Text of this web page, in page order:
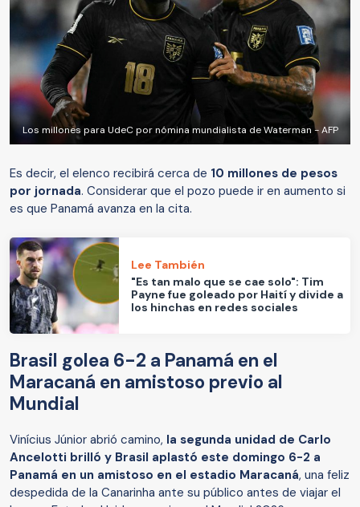
Los millones para UdeC por nómina mundialista de Waterman - AFP
Es decir, el elenco recibirá cerca de 10 millones de pesos
por jornada. Considerar que el pozo puede ir en aumento si
es que Panamá avanza en la cita.
Lee También
"Es tan malo que se cae solo": Tim
Payne fue goleado por Haití y divide a
los hinchas en redes sociales
Brasil golea 6-2 a Panamá en el
Maracaná en amistoso previo al
Mundial
Vinícius Júnior abrió camino, la segunda unidad de Carlo
Ancelotti brilló y Brasil aplastó este domingo 6-2 a
Panamá en un amistoso en el estadio Maracaná, una feliz
despedida de la Canarinha ante su público antes de viajar el